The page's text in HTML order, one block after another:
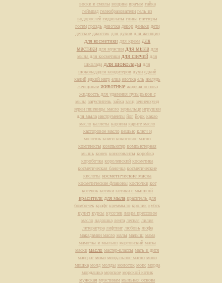
воски и смолы вощина врачам гайка
геймпад гелеобразователи гель из
водорослей гидролаты глина глиттеры
готем гроздь девочка декор деньки дети
детское джостик для духов для женщин
для косметики для крема для
мастики для мужчин для мыла для
мыла для косметики для свечей для
школада для шоколада для
шоколададля кондитеров духи едкий
калий едкий натр елка елочка ель желудь
женщинам животные жидкая основа
жидкость для удаления пузырьков с
мыла загуститель зайка заяц зенненхунд
зерен пшеницы масло зеркальце игрушки
для мыла инструменты йог йорк какао
масло каллеты карзина карите масло
касторовое масло кешью ключ и
молоток книги кокосовое масло
комплекты компьютер компьютерная
мышь конек консерванты коробка
коробочка королевский косметика
косметическая баночка косметические
кислоты косметические масла
косметические флаконы косточки кот
котенок котики котики с мышклй
красители для мыла краситель для
бомбочек крафт креммыло кролик кубтк
кулич курсы кусочек лавра прессовое
масло ладошка лента лесная лилия
литература лифтинг любовь люфа
макадамии масло малы малыш мама
мамочка и мылыш мартовский маска
маски масло мастер-классы мать и дитя
мацерат мики миндальное масло мини
мишка молд молды молоток мопс морда
мордашка морское морской котик
мужская мужчинам мыльная основа